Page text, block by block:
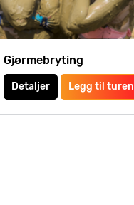
Gjørmebryting
Detaljer Legg til turen